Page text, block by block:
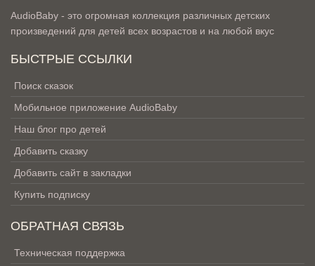
AudioBaby - это огромная коллекция различных детских
произведений для детей всех возрастов и на любой вкус
БЫСТРЫЕ ССЫЛКИ
Поиск сказок
Мобильное приложение AudioBaby
Наш блог про детей
Добавить сказку
Добавить сайт в закладки
Купить подписку
ОБРАТНАЯ СВЯЗЬ
Техническая поддержка